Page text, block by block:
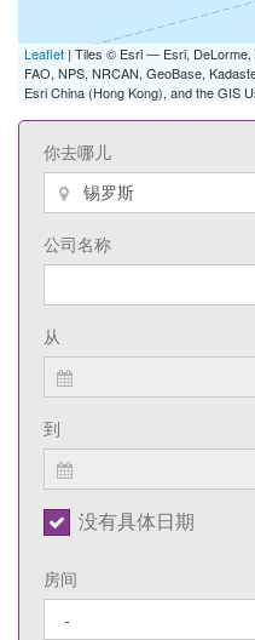
Leaflet | Tiles © Esri — Esri, DeLorme,
FAO, NPS, NRCAN, GeoBase,
Esri China (Hong Kong), and the GIS
你去哪儿
公司名称
从
到
没有具体日期
房间